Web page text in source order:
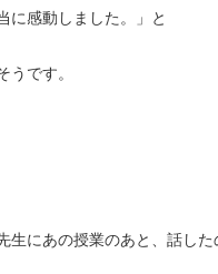
に感動しました。」と
です。
生にあの授業のあと、話し